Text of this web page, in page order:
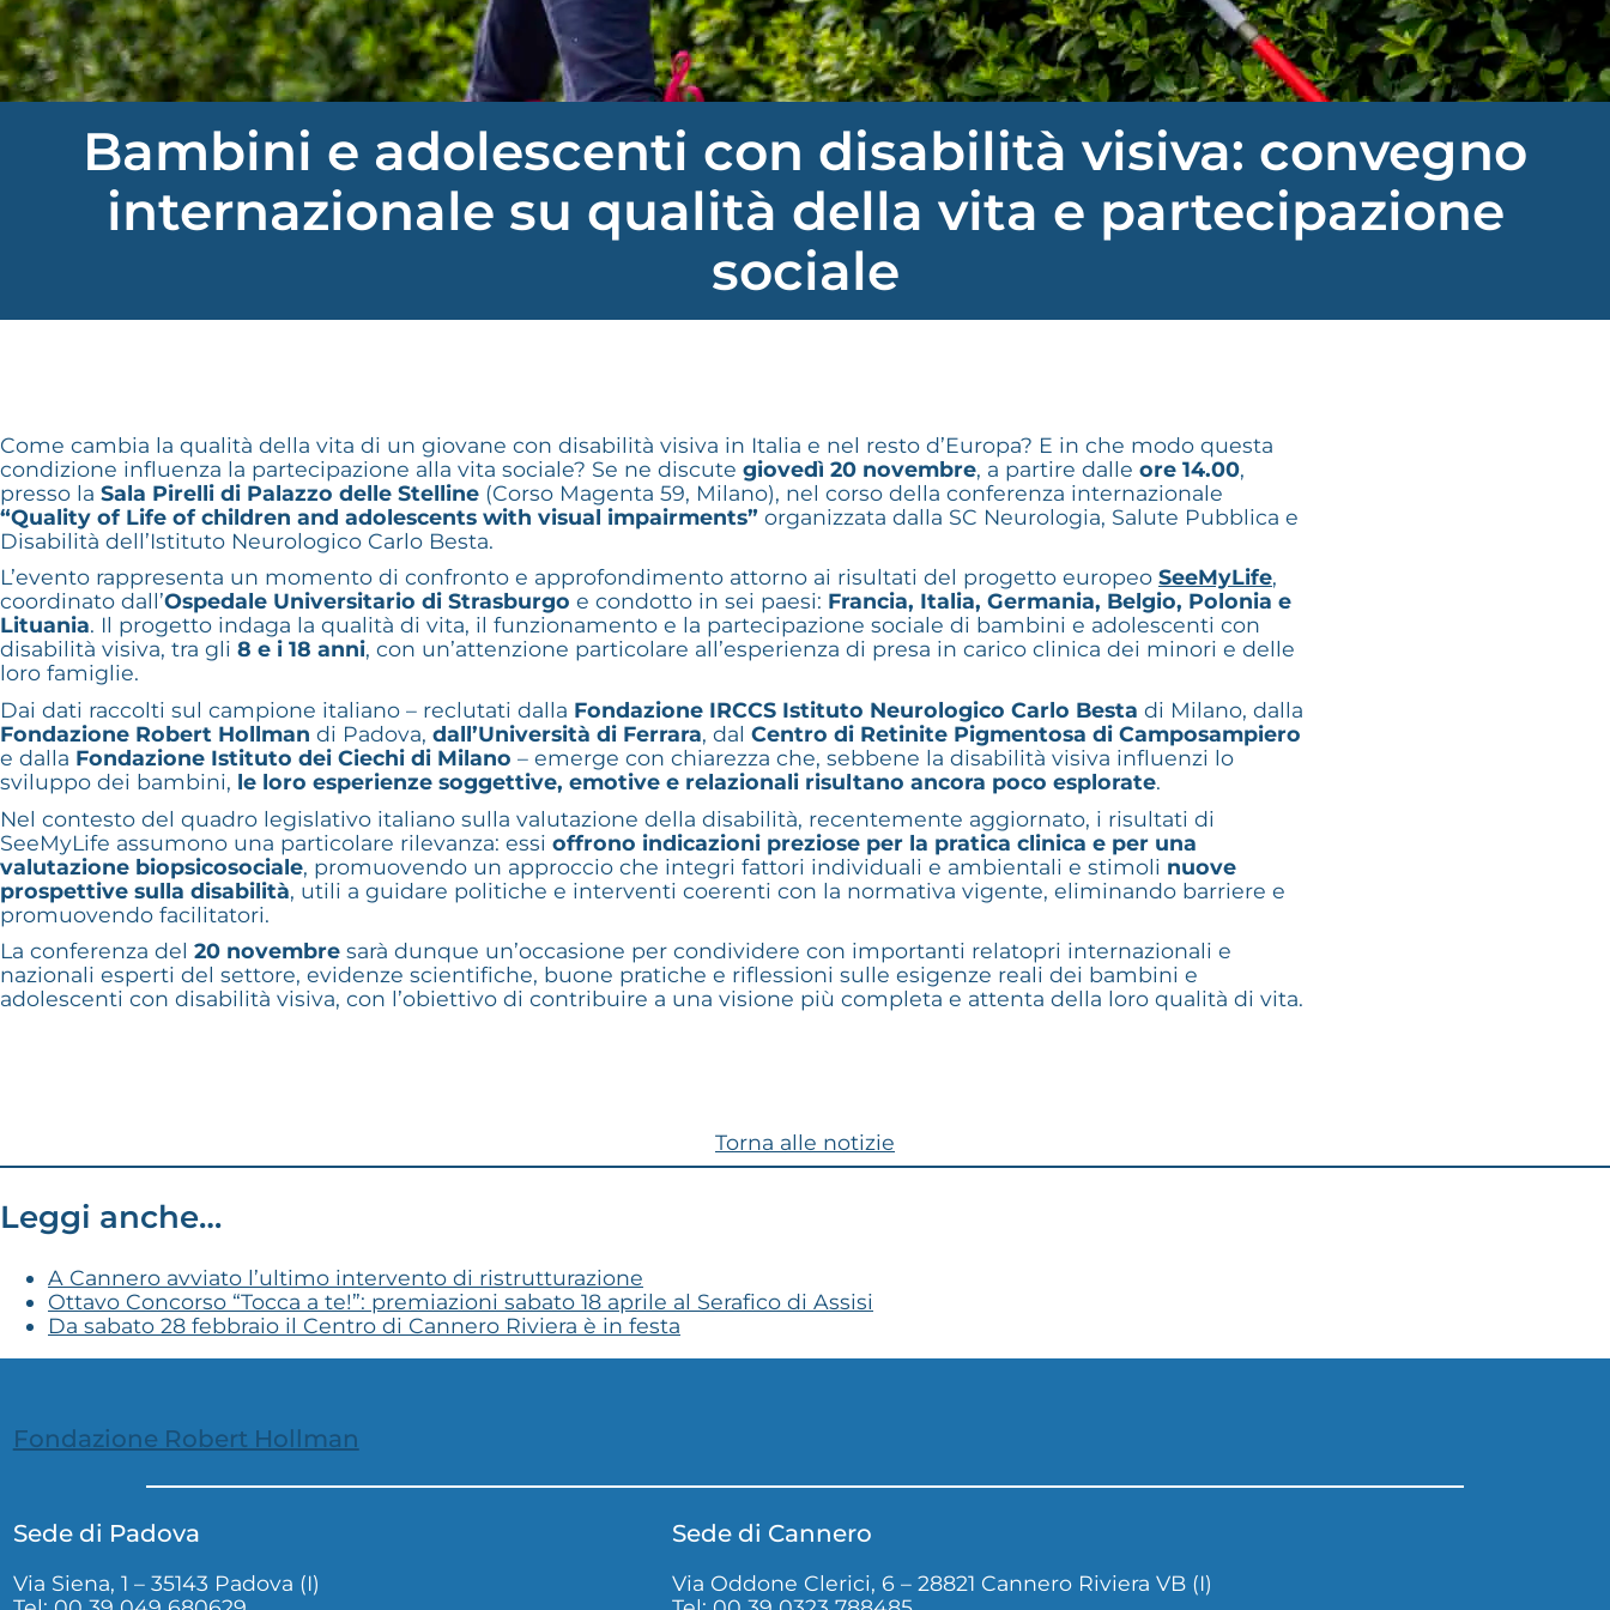
Bambini e adolescenti con disabilità visiva: convegno
internazionale su qualità della vita e partecipazione
sociale
Come cambia la qualità della vita di un giovane con disabilità visiva in Italia e nel resto d’Europa? E in che modo questa
condizione influenza la partecipazione alla vita sociale? Se ne discute giovedì 20 novembre, a partire dalle ore 14.00,
presso la Sala Pirelli di Palazzo delle Stelline (Corso Magenta 59, Milano), nel corso della conferenza internazionale
“Quality of Life of children and adolescents with visual impairments” organizzata dalla SC Neurologia, Salute Pubblica e
Disabilità dell’Istituto Neurologico Carlo Besta.
L’evento rappresenta un momento di confronto e approfondimento attorno ai risultati del progetto europeo SeeMyLife,
coordinato dall’Ospedale Universitario di Strasburgo e condotto in sei paesi: Francia, Italia, Germania, Belgio, Polonia e
Lituania. Il progetto indaga la qualità di vita, il funzionamento e la partecipazione sociale di bambini e adolescenti con
disabilità visiva, tra gli 8 e i 18 anni, con un’attenzione particolare all’esperienza di presa in carico clinica dei minori e delle
loro famiglie.
Dai dati raccolti sul campione italiano – reclutati dalla Fondazione IRCCS Istituto Neurologico Carlo Besta di Milano, dalla
Fondazione Robert Hollman di Padova, dall’Università di Ferrara, dal Centro di Retinite Pigmentosa di Camposampiero
e dalla Fondazione Istituto dei Ciechi di Milano – emerge con chiarezza che, sebbene la disabilità visiva influenzi lo
sviluppo dei bambini, le loro esperienze soggettive, emotive e relazionali risultano ancora poco esplorate.
Nel contesto del quadro legislativo italiano sulla valutazione della disabilità, recentemente aggiornato, i risultati di
SeeMyLife assumono una particolare rilevanza: essi offrono indicazioni preziose per la pratica clinica e per una
valutazione biopsicosociale, promuovendo un approccio che integri fattori individuali e ambientali e stimoli nuove
prospettive sulla disabilità, utili a guidare politiche e interventi coerenti con la normativa vigente, eliminando barriere e
promuovendo facilitatori.
La conferenza del 20 novembre sarà dunque un’occasione per condividere con importanti relatopri internazionali e
nazionali esperti del settore, evidenze scientifiche, buone pratiche e riflessioni sulle esigenze reali dei bambini e
adolescenti con disabilità visiva, con l’obiettivo di contribuire a una visione più completa e attenta della loro qualità di vita.
Torna alle notizie
Leggi anche…
A Cannero avviato l’ultimo intervento di ristrutturazione
Ottavo Concorso “Tocca a te!”: premiazioni sabato 18 aprile al Serafico di Assisi
Da sabato 28 febbraio il Centro di Cannero Riviera è in festa
Fondazione Robert Hollman
Sede di Padova
Via Siena, 1 – 35143 Padova (I)
Sede di Cannero
Via Oddone Clerici, 6 – 28821 Cannero Riviera VB (I)